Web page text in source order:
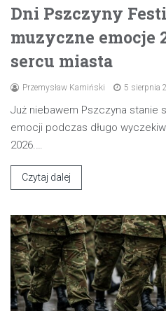
Dni Pszczyny
muzyczne emocje
sercu miasta
Przemysław Kamiński 5 sierpnia
Już niebawem Pszczyna stanie
emocji podczas długo
2026.…
Czytaj dalej